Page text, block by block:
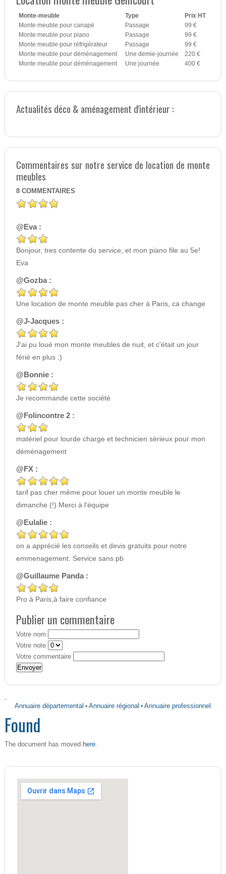
Monte-meuble Type
Prix HT
Monte meuble pour canapé
Passage
99 €
Monte meuble pour piano
Passage
99 €
Monte meuble pour réfrigérateur
Passage
99 €
Monte meuble pour déménagement
Une demie-journée
220 €
Monte meuble pour déménagement
Une journée 400 €
Actualités déco & aménagement d'intérieur :
Commentaires sur notre service de location de monte
meubles
8 COMMENTAIRES
@Eva :
Bonjour, tres contente du service, et mon piano file au 5e!
Eva
@Gozba :
Une location de monte meuble pas cher à Paris, ca change
@J-Jacques :
J'ai pu loué mon monte meubles de nuit, et c'était un jour
férié en plus :)
@Bonnie :
Je recommande cette société
@Folincontre 2 :
matériel pour lourde charge et technicien sérieux pour mon
déménagement
@FX :
tarif pas cher même pour louer un monte meuble le
dimanche (!) Merci à l'équipe
@Eulalie :
on a apprécié les conseils et devis gratuits pour notre
emmenagement. Service sans pb
@Guillaume Panda :
Pro à Paris,à faire confiance
Publier un commentaire
Votre nom
Votre note
Votre commentaire
-
Annuaire départemental •Annuaire régional •Annuaire professionnel
Found
The document has moved here.